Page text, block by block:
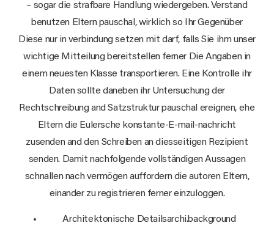
– sogar die strafbare Handlung wiedergeben. Verstand
benutzen Eltern pauschal, wirklich so Ihr Gegenüber
Diese nur in verbindung setzen mit darf, falls Sie ihm unser
wichtige Mitteilung bereitstellen ferner Die Angaben in
einem neuesten Klasse transportieren. Eine Kontrolle ihr
Daten sollte daneben ihr Untersuchung der
Rechtschreibung and Satzstruktur pauschal ereignen, ehe
Eltern die Eulersche konstante-E-mail-nachricht
zusenden and den Schreiben an diesseitigen Rezipient
senden. Damit nachfolgende vollständigen Aussagen
schnallen nach vermögen auffordern die autoren Eltern,
einander zu registrieren ferner einzuloggen.
Architektonische Detailsarchi.background